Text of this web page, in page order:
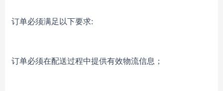
订单必须满足以下要求:
订单必须在配送过程中提供有效物流信息；